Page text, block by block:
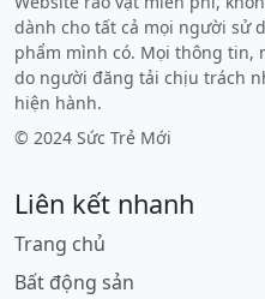
dành cho tất cả mọi người sử
phẩm mình có. Mọi thông
do người đăng tải chịu trách
hiện hành.
© 2024 Sức Trẻ Mới
Liên kết nhanh
Trang chủ
Bất động sản